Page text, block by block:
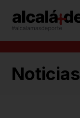
Noticias